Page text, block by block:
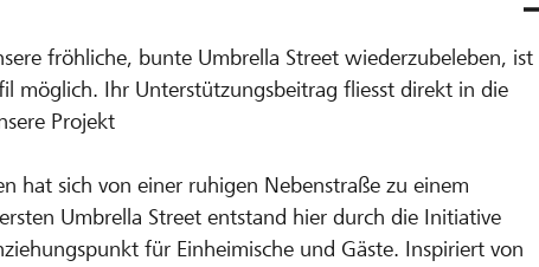
fröhliche, bunte Umbrella Street wiederzubeleben, ist
möglich. Ihr Unterstützungsbeitrag fliesst direkt in die
Projekt
hat sich von einer ruhigen Nebenstraße zu einem
Umbrella Street entstand hier durch die Initiative
für Einheimische und Gäste. Inspiriert von